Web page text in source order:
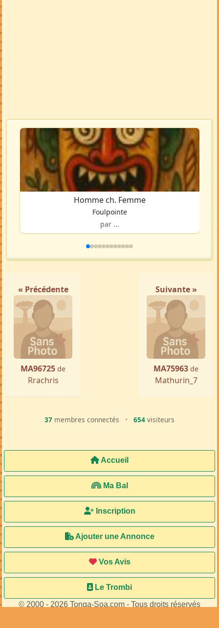
Homme ch. Femme
Foulpointe
par ...
« Précédente
MA96725 de
Rrachris
Suivante »
MA75963 de
Mathurin_7
37 membres connectés • 654 visiteurs
Accueil
Ma Bal
Inscription
Ajouter une Annonce
Vos Avis
Le Trombi
© 2000 - 2026 Tonga-Soa.com - Tous droits réservés